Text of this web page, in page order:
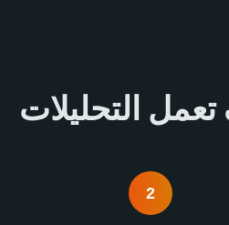
التحليلات
2